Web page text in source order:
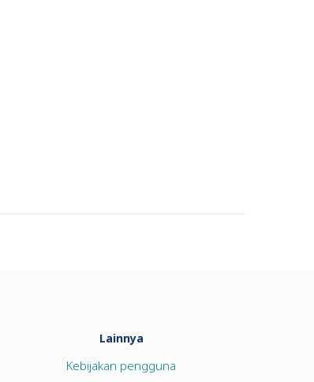
Lainnya
Kebijakan pengguna